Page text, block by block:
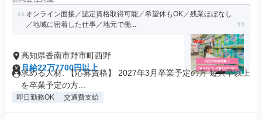
オンライン面接／認定資格取得可能／希望休もOK／残業ほぼなし
／地域に密着した仕事／地元で働...
高知県香南市野市町西野
月給22万7700円以上
求める人材: 【応募資格】 2027年3月卒業予定の方 短大卒以上
を卒業予定の方...
即日勤務OK 交通費支給